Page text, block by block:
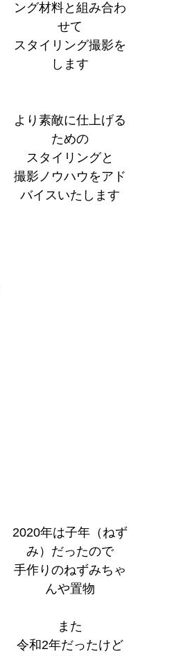
ング材料と組み合わ
せて
スタイリング撮影を
します
より素敵に仕上げる
ための
スタイリングと
撮影ノウハウをアド
バイスいたします
2020年は子年（ねず
み）だったので
手作りのねずみちゃ
んや置物
また
令和2年だったけど